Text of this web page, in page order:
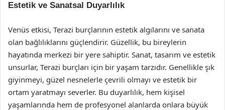
Estetik ve Sanatsal Duyarlılık
Venüs etkisi, Terazi burçlarının estetik algılarını ve sanata
olan bağlılıklarını güçlendirir. Güzellik, bu bireylerin
hayatında merkezi bir yere sahiptir. Sanat, tasarım ve estetik
unsurlar, Terazi burçları için bir yaşam tarzıdır. Genellikle şık
giyinmeyi, güzel nesnelerle çevrili olmayı ve estetik bir
ortam yaratmayı severler. Bu duyarlılık, hem kişisel
yaşamlarında hem de profesyonel alanlarda onlara büyük